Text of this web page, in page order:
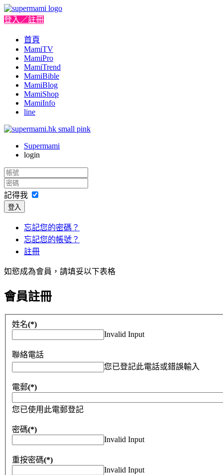
登入／註冊
首頁
MamiTV
MamiPro
MamiTrend
MamiBible
MamiBlog
MamiShop
MamiInfo
line
Supermami
login
記得我
登入
忘記您的密碼？
忘記您的帳號？
註冊
如慾成為會員，請填妥以下表格
會員註冊
姓名(*)
Invalid Input
聯絡電話
您已登記此電話或錯誤輸入
電郵(*)
您已使用此電郵登記
密碼(*)
Invalid Input
重按密碼(*)
Invalid Input